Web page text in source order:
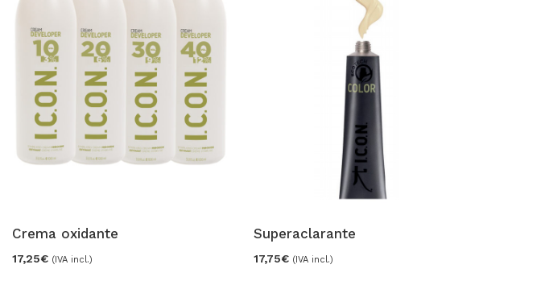
Crema oxidante
17,25€ (IVA incl.)
Superaclarante
17,75€ (IVA incl.)